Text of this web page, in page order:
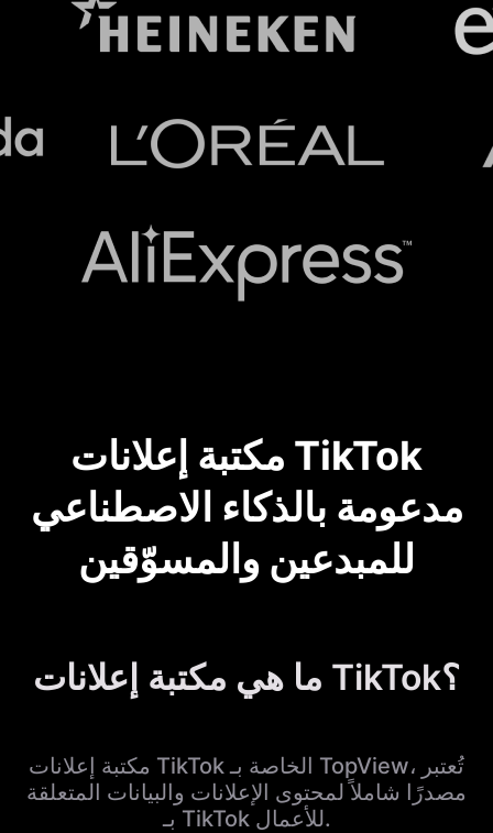
مكتبة إعلانات TikTok
مدعومة بالذكاء الاصطناعي
للمبدعين والمسوّقين
ما هي مكتبة إعلانات TikTok؟
مكتبة إعلانات TikTok الخاصة بـ TopView، تُعتبر
مصدرًا شاملاً لمحتوى الإعلانات والبيانات المتعلقة
بـ TikTok للأعمال.